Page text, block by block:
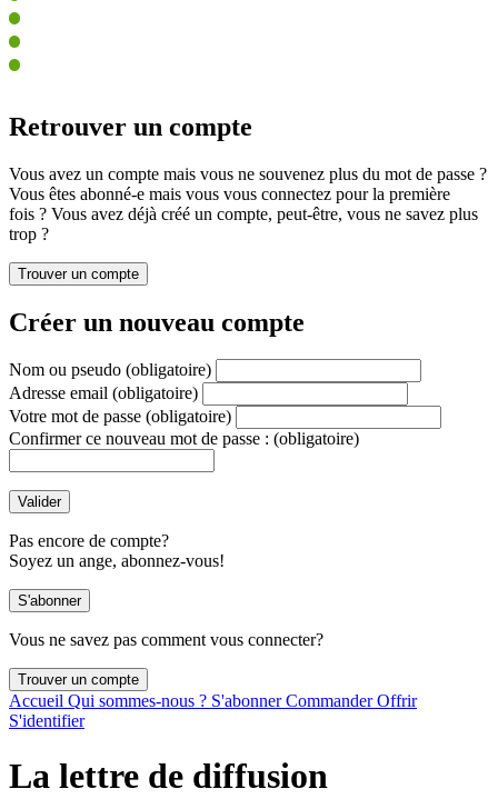
Retrouver un compte
Vous avez un compte mais vous ne souvenez plus du mot de passe ?
Vous êtes abonné-e mais vous vous connectez pour la première
fois ? Vous avez déjà créé un compte, peut-être, vous ne savez plus
trop ?
Créer un nouveau compte
Nom ou pseudo (obligatoire)
Adresse email (obligatoire)
Votre mot de passe (obligatoire)
Confirmer ce nouveau mot de passe : (obligatoire)
Pas encore de compte?
Soyez un ange, abonnez-vous!
Vous ne savez pas comment vous connecter?
Accueil Qui sommes-nous ? S'abonnerCommanderOffrir
S'identifier
La lettre de diffusion